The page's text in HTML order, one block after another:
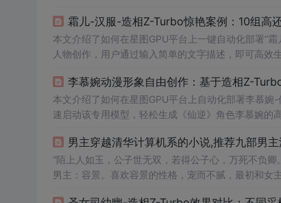
霜儿-汉服-造相Z-Turbo惊艳案例：10组高
本文介绍了如何在星图GPU平台上一键自动化部署“
人物创作，用户通过输入简单的文字描述，即可高效
李慕婉动漫形象自由创作：基于造相Z-
本文介绍了如何在星图GPU平台上自动化部署李慕
速启动该专用模型，轻松生成《仙逆》角色李慕婉的
男主穿越清华计算机系的小说,推荐九部男
“陌上人如玉，公子世无双，若得公子心，万死不负
男主：容景。喜欢容景的性格，宠而不腻，最初和女